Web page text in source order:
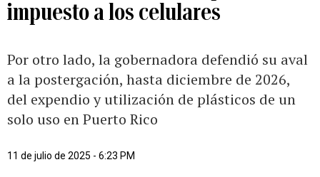
impuesto a los celulares
Por otro lado, la gobernadora defendió su aval
a la postergación, hasta diciembre de 2026,
del expendio y utilización de plásticos de un
solo uso en Puerto Rico
11 de julio de 2025 - 6:23 PM